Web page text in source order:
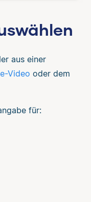
aus einer
Video oder dem
für: